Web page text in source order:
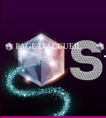
PAGE D'ACCUEIL